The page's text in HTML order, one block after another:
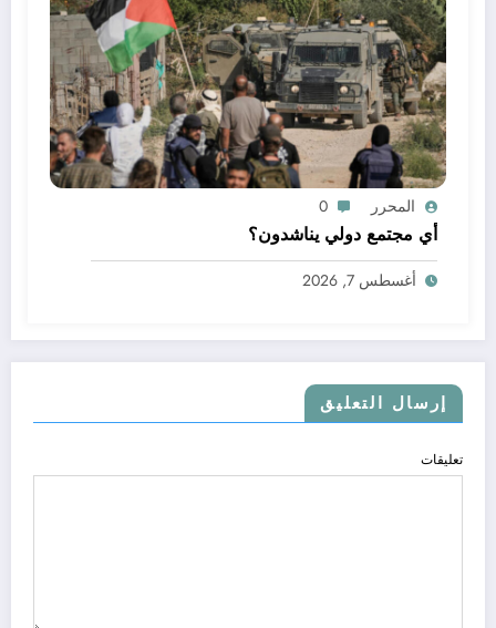
المحرر 0
أي مجتمع دولي يناشدون؟
أغسطس 7, 2026
إرسال التعليق
تعليقات